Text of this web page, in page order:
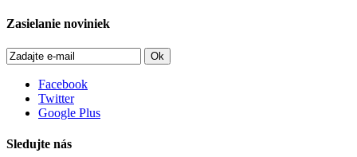
Zasielanie noviniek
Ok
Facebook
Twitter
Google Plus
Sledujte nás